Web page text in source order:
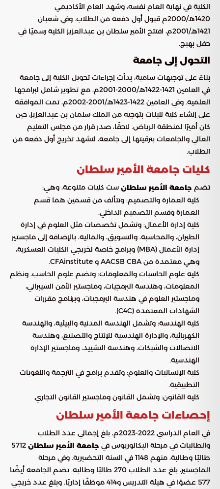
الكلية في نهاية العام نفسه، وشهد العام الأكاديمي
1420هـ/2000م قبول أول دفعة من الطلاب. وفي شعبان
1421هـ/2001م، افتتح الأمير سلطان بن عبدالعزيز الكلية رسميًا في
حفل بهيج.
التحول إلى جامعة
بناءً على توجيهات سامية، بدأت إجراءات تحويل الكلية إلى جامعة
في العامين 1421-1422هـ/2000-2001م، مع تطوير شامل لبرامجها
العلمية. وفي العامين 1422-1423هـ/2001-2002م، تمت الموافقة
على إنشاء كلية للبنات بتوجيه من الملك سلمان بن عبدالعزيز، حين
كان أميرًا لمنطقة الرياض. لاحقًا، صدر قرار من مجلس التعليم
العالي والجامعات بترقيتها إلى جامعة، لتشهد تخريج أول دفعة من
الطلاب.
كليات جامعة الأمير سلطان
تضم جامعة الأمير سلطان ست كليات متنوعة، وهي:
كلية العمارة والتصميم: وتتألف من قسمين هما قسم
العمارة وقسم التصميم الداخلي.
كلية إدارة الأعمال: وتشمل تخصصات مثل العلوم في إدارة
الطيران، والمحاسبة، والتسويق، والمالية، بالإضافة إلى ماجستير
إدارة الأعمال (MBA) وبرامج خاصة لخريجي الكليات العسكرية،
وهي معتمدة من AACSB CBA و CFAinstitute.
كلية علوم الحاسبات والمعلومات: وتضم علوم الحاسب، ونظم
المعلومات، وهندسة البرمجيات، وماجستير الأمن السيبراني،
وماجستير العلوم في هندسة البرمجيات، وبرنامج مقررات
الشهادات المعتمدة (C4C).
كلية الهندسة: وتشمل الهندسة المدنية والبيئية، والهندسة
الكهربائية، والإدارة الهندسية للإنتاج والتصنيع، وهندسة
الاتصالات والشبكات، وهندسة التشييد، وماجستير الإدارة
الهندسية.
كلية الإنسانيات والعلوم: وتقدم برامج في الترجمة واللغويات
التطبيقية.
كلية القانون: وتشمل القانون وماجستير القانون التجاري.
إحصاءات جامعة الأمير سلطان
في العام الدراسي 2022-2023م، بلغ إجمالي عدد الطلاب
والطالبات في مرحلة البكالوريوس في جامعة الأمير سلطان 5712
طالبًا وطالبة، منهم 1148 في السنة التحضيرية. وفي مرحلة
الماجستير، بلغ عدد الطلاب 270 طالبًا وطالبة. تضم الجامعة أيضًا
577 عضوًا في هيئة التدريس و414 موظفًا إداريًا. وبلغ عدد خريجي